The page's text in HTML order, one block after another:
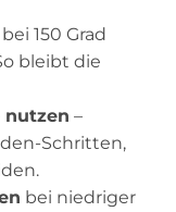
bei 150 Grad
bleibt die
nutzen –
Schritten,
bei niedriger